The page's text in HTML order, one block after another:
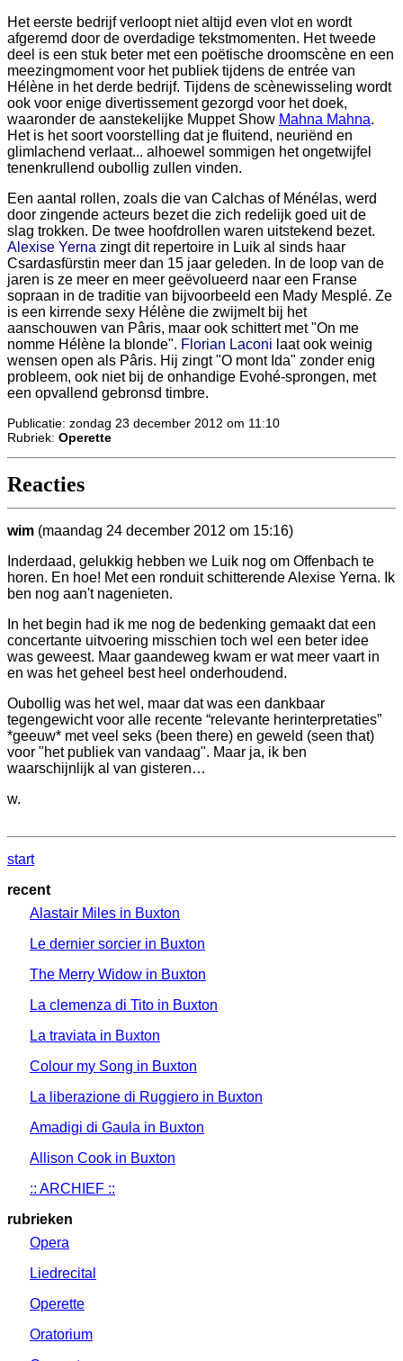
Het eerste bedrijf verloopt niet altijd even vlot en wordt
afgeremd door de overdadige tekstmomenten. Het tweede
deel is een stuk beter met een poëtische droomscène en een
meezingmoment voor het publiek tijdens de entrée van
Hélène in het derde bedrijf. Tijdens de scènewisseling wordt
ook voor enige divertissement gezorgd voor het doek,
waaronder de aanstekelijke Muppet Show Mahna Mahna.
Het is het soort voorstelling dat je fluitend, neuriënd en
glimlachend verlaat... alhoewel sommigen het ongetwijfel
tenenkrullend oubollig zullen vinden.
Een aantal rollen, zoals die van Calchas of Ménélas, werd
door zingende acteurs bezet die zich redelijk goed uit de
slag trokken. De twee hoofdrollen waren uitstekend bezet.
Alexise Yerna zingt dit repertoire in Luik al sinds haar
Csardasfürstin meer dan 15 jaar geleden. In de loop van de
jaren is ze meer en meer geëvolueerd naar een Franse
sopraan in de traditie van bijvoorbeeld een Mady Mesplé. Ze
is een kirrende sexy Hélène die zwijmelt bij het
aanschouwen van Pâris, maar ook schittert met "On me
nomme Hélène la blonde". Florian Laconi laat ook weinig
wensen open als Pâris. Hij zingt "O mont Ida" zonder enig
probleem, ook niet bij de onhandige Evohé-sprongen, met
een opvallend gebronsd timbre.
Publicatie: zondag 23 december 2012 om 11:10
Rubriek: Operette
Reacties
wim (maandag 24 december 2012 om 15:16)
Inderdaad, gelukkig hebben we Luik nog om Offenbach te
horen. En hoe! Met een ronduit schitterende Alexise Yerna. Ik
ben nog aan't nagenieten.
In het begin had ik me nog de bedenking gemaakt dat een
concertante uitvoering misschien toch wel een beter idee
was geweest. Maar gaandeweg kwam er wat meer vaart in
en was het geheel best heel onderhoudend.
Oubollig was het wel, maar dat was een dankbaar
tegengewicht voor alle recente “relevante herinterpretaties”
*geeuw* met veel seks (been there) en geweld (seen that)
voor "het publiek van vandaag". Maar ja, ik ben
waarschijnlijk al van gisteren…
w.
start
recent
Alastair Miles in Buxton
Le dernier sorcier in Buxton
The Merry Widow in Buxton
La clemenza di Tito in Buxton
La traviata in Buxton
Colour my Song in Buxton
La liberazione di Ruggiero in Buxton
Amadigi di Gaula in Buxton
Allison Cook in Buxton
:: ARCHIEF ::
rubrieken
Opera
Liedrecital
Operette
Oratorium